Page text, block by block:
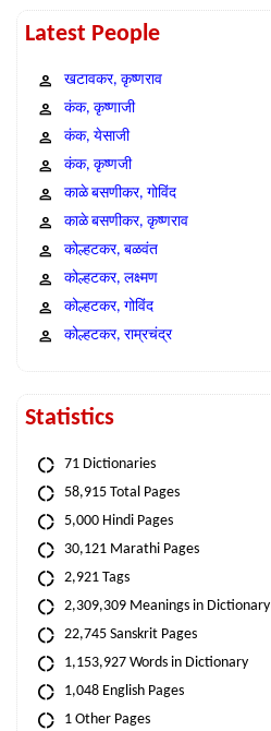
Latest People
खटावकर, कृष्णराव
कंक, कृष्णाजी
कंक, येसाजी
कंक, कृष्णजी
काळे बसणीकर, गोविंद
काळे बसणीकर, कृष्णराव
कोल्हटकर, बळवंत
कोल्हटकर, लक्ष्मण
कोल्हटकर, गोविंद
कोल्हटकर, राम्रचंद्र
Statistics
71 Dictionaries
58,915 Total Pages
5,000 Hindi Pages
30,121 Marathi Pages
2,921 Tags
2,309,309 Meanings in Dictionary
22,745 Sanskrit Pages
1,153,927 Words in Dictionary
1,048 English Pages
1 Other Pages